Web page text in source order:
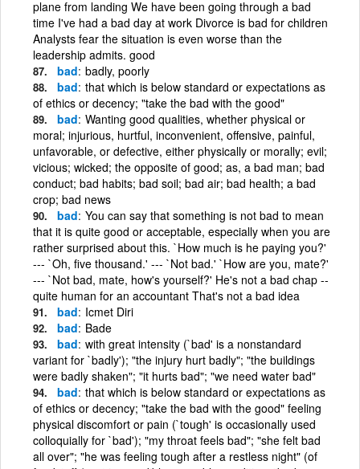
plane from landing We have been going through a bad
time I've had a bad day at work Divorce is bad for children
Analysts fear the situation is even worse than the
leadership admits. good
bad badly, poorly
bad that which is below standard or expectations as
of ethics or decency; "take the bad with the good"
bad Wanting good qualities, whether physical or
moral; injurious, hurtful, inconvenient, offensive, painful,
unfavorable, or defective, either physically or morally; evil;
vicious; wicked; the opposite of good; as, a bad man; bad
conduct; bad habits; bad soil; bad air; bad health; a bad
crop; bad news
bad You can say that something is not bad to mean
that it is quite good or acceptable, especially when you are
rather surprised about this. `How much is he paying you?'
--- `Oh, five thousand.' --- `Not bad.' `How are you, mate?'
--- `Not bad, mate, how's yourself?' He's not a bad chap --
quite human for an accountant That's not a bad idea
bad Icmet Diri
bad Bade
bad with great intensity (`bad' is a nonstandard
variant for `badly'); "the injury hurt badly"; "the buildings
were badly shaken"; "it hurts bad"; "we need water bad"
bad that which is below standard or expectations as
of ethics or decency; "take the bad with the good" feeling
physical discomfort or pain (`tough' is occasionally used
colloquially for `bad'); "my throat feels bad"; "she felt bad
all over"; "he was feeling tough after a restless night" (of